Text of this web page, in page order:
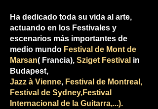
Ha dedicado toda su vida al arte,
actuando en los Festivales y
escenarios más importantes de
medio mundo Festival de Mont de
Marsan( Francia), Sziget Festival in
Budapest,
Jazz à Vienne, Festival de Montreal,
Festival de Sydney,Festival
Internacional de la Guitarra,...).